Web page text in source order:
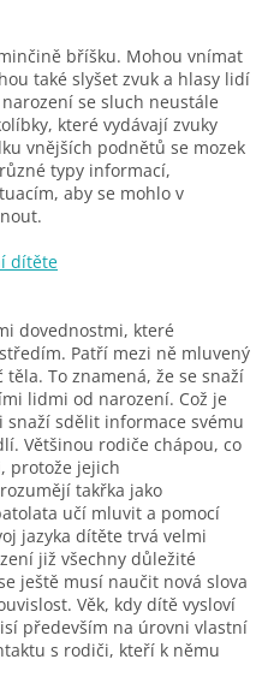
bříšku. Mohou vnímat
také slyšet zvuk a hlasy lidí
se sluch neustále
které vydávají zvuky
vnějších podnětů se mozek
typy informací,
aby se mohlo v
dítěte
dovednostmi, které
Patří mezi ně mluvený
těla. To znamená, že se snaží
lidmi od narození. Což je
snaží sdělit informace svému
Většinou rodiče chápou, co
protože jejich
takřka jako
učí mluvit a pomocí
jazyka dítěte trvá velmi
již všechny důležité
ještě musí naučit nová slova
Věk, kdy dítě vysloví
především na úrovni vlastní
s rodiči, kteří k němu